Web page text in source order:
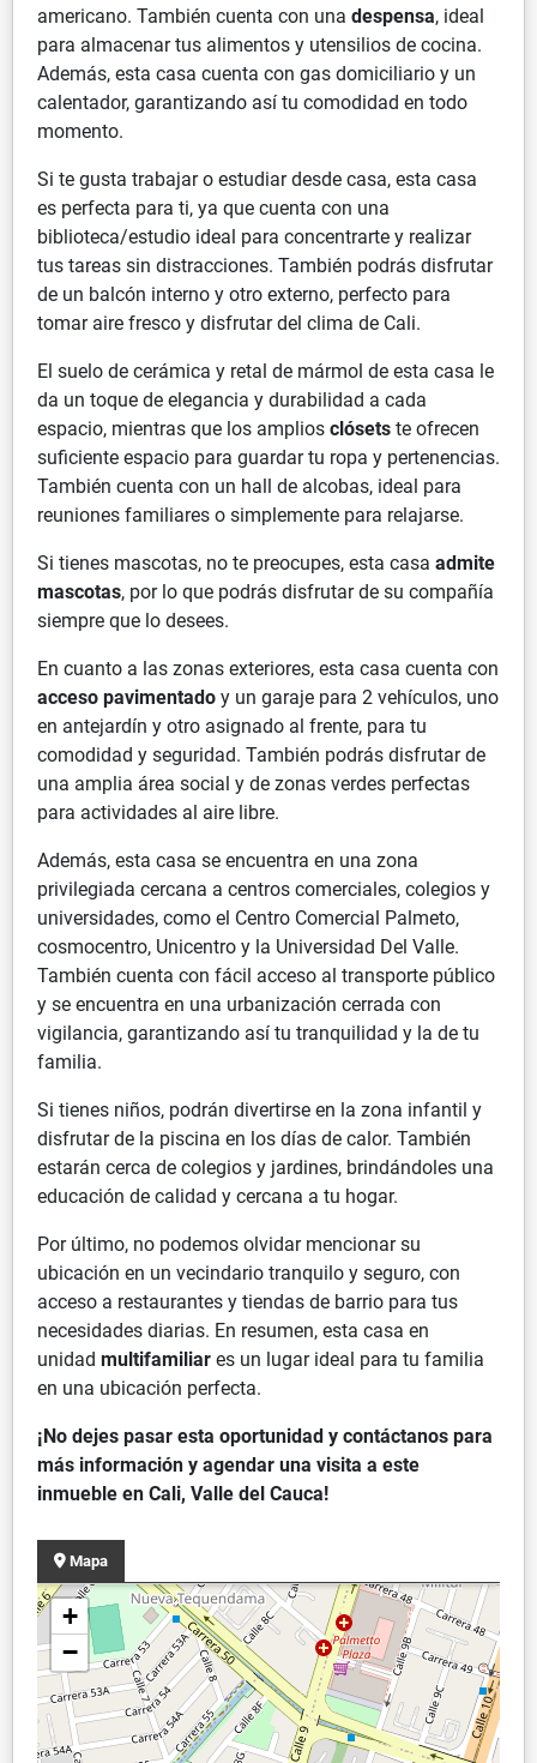
americano. También cuenta con una despensa, ideal
para almacenar tus alimentos y utensilios de cocina.
Además, esta casa cuenta con gas domiciliario y un
calentador, garantizando así tu comodidad en todo
momento.
Si te gusta trabajar o estudiar desde casa, esta casa
es perfecta para ti, ya que cuenta con una
biblioteca/estudio ideal para concentrarte y realizar
tus tareas sin distracciones. También podrás disfrutar
de un balcón interno y otro externo, perfecto para
tomar aire fresco y disfrutar del clima de Cali.
El suelo de cerámica y retal de mármol de esta casa le
da un toque de elegancia y durabilidad a cada
espacio, mientras que los amplios clósets te ofrecen
suficiente espacio para guardar tu ropa y pertenencias.
También cuenta con un hall de alcobas, ideal para
reuniones familiares o simplemente para relajarse.
Si tienes mascotas, no te preocupes, esta casa admite
mascotas, por lo que podrás disfrutar de su compañía
siempre que lo desees.
En cuanto a las zonas exteriores, esta casa cuenta con
acceso pavimentado y un garaje para 2 vehículos, uno
en antejardín y otro asignado al frente, para tu
comodidad y seguridad. También podrás disfrutar de
una amplia área social y de zonas verdes perfectas
para actividades al aire libre.
Además, esta casa se encuentra en una zona
privilegiada cercana a centros comerciales, colegios y
universidades, como el Centro Comercial Palmeto,
cosmocentro, Unicentro y la Universidad Del Valle.
También cuenta con fácil acceso al transporte público
y se encuentra en una urbanización cerrada con
vigilancia, garantizando así tu tranquilidad y la de tu
familia.
Si tienes niños, podrán divertirse en la zona infantil y
disfrutar de la piscina en los días de calor. También
estarán cerca de colegios y jardines, brindándoles una
educación de calidad y cercana a tu hogar.
Por último, no podemos olvidar mencionar su
ubicación en un vecindario tranquilo y seguro, con
acceso a restaurantes y tiendas de barrio para tus
necesidades diarias. En resumen, esta casa en
unidad multifamiliar es un lugar ideal para tu familia
en una ubicación perfecta.
¡No dejes pasar esta oportunidad y contáctanos para
más información y agendar una visita a este
inmueble en Cali, Valle del Cauca!
Mapa
+
−